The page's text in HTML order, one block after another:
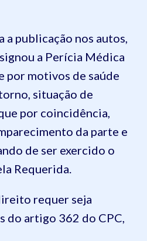
a publicação nos autos,
a Perícia Médica
por motivos de saúde
situação de
por coincidência,
da parte e
de ser exercido o
Requerida.
requer seja
do artigo 362 do CPC,